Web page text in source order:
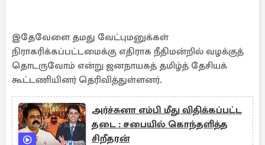
இதேவேளை தமது வேட்புமனுக்கள்
நிராகரிக்கப்பட்டமைக்கு எதிராக நீதிமன்றில் வழக்குத்
தொடருவோம் என்று ஜனநாயகத் தமிழ்த் தேசியக்
கூட்டணியினர் தெரிவித்துள்ளனர்.
அர்ச்சுனா எம்பி மீது விதிக்கப்பட்ட
தடை : சபையில் கொந்தளித்த
சிறீதரன்